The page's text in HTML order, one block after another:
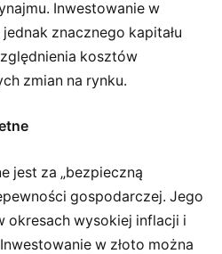
Inwestowanie w
znacznego kapitału
kosztów
zmian na rynku.
jest za „bezpieczną
gospodarczej. Jego
okresach wysokiej inflacji i
w złoto można